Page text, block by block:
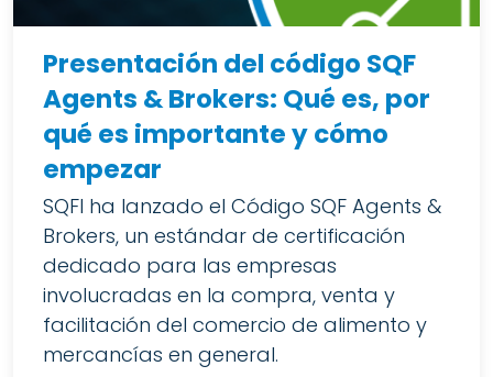
Presentación del código SQF
Agents & Brokers: Qué es, por
qué es importante y cómo
empezar
SQFI ha lanzado el Código SQF Agents &
Brokers, un estándar de certificación
dedicado para las empresas
involucradas en la compra, venta y
facilitación del comercio de alimento y
mercancías en general.